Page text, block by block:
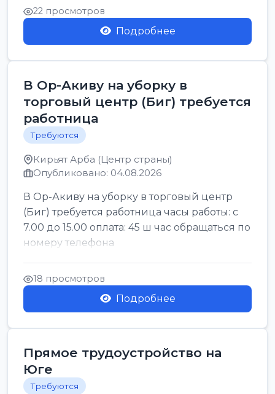
22 просмотров
Подробнее
В Ор-Акиву на уборку в
торговый центр (Биг) требуется
работница
Требуются
Кирьят Арба (Центр страны)
Опубликовано: 04.08.2026
В Ор-Акиву на уборку в торговый центр
(Биг) требуется работница часы работы: с
7.00 до 15.00 оплата: 45 ш час обращаться по
номеру телефона
18 просмотров
Подробнее
Прямое трудоустройство на
Юге
Требуются